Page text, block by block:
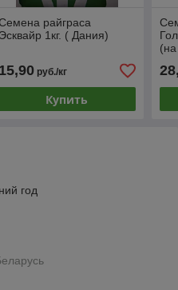
райграса
Эсквайр 1кг. ( Дания)
15,90руб./кг
Купить
год